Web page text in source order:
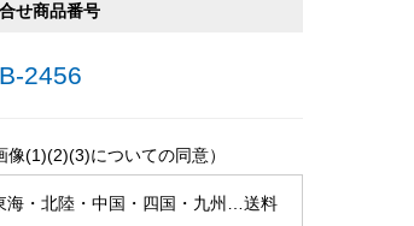
せ商品番号
2456
(1)(2)(3)についての同意）
・北陸・中国・四国・九州…送料